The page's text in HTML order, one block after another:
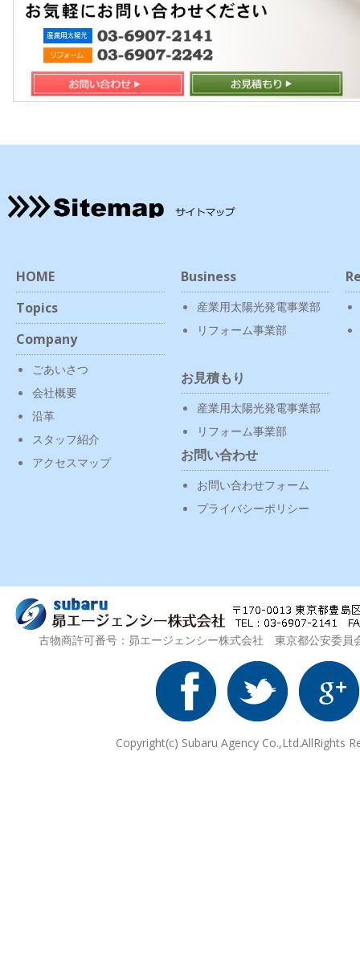
HOME
Topics
Company
ごあいさつ
会社概要
沿革
スタッフ紹介
アクセスマップ
Business
産業用太陽光発電事業部
リフォーム事業部
お見積もり
産業用太陽光発電事業部
リフォーム事業部
お問い合わせ
お問い合わせフォーム
プライバシーポリシー
古物商許可番号：昴エージェンシー株式会社 東京都公安委
Copyright(c) Subaru Agency Co.,Ltd.AllRights